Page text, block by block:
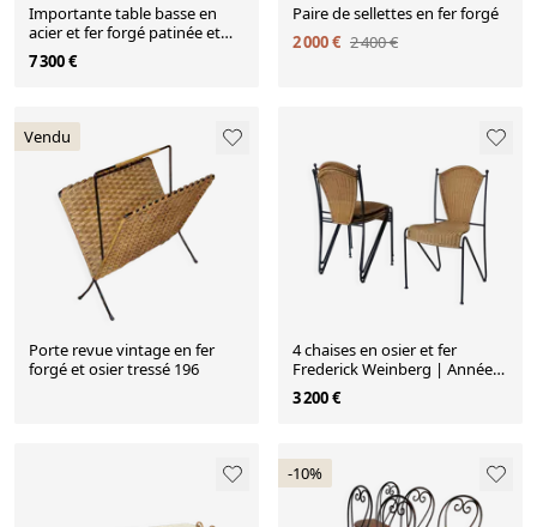
Importante table basse en
acier et fer forgé patinée et
dorée
7 300 €
Paire de sellettes en fer forgé
2 000 € 2 400 €
Vendu
Porte revue vintage en fer
forgé et osier tressé 196
4 chaises en osier et fer
Frederick Weinberg | Années
1960
3 200 €
-10%